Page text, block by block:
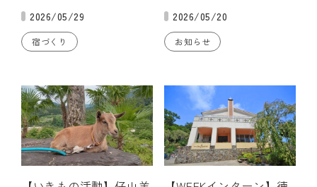
2026/05/29
宿づくり
2026/05/20
お知らせ